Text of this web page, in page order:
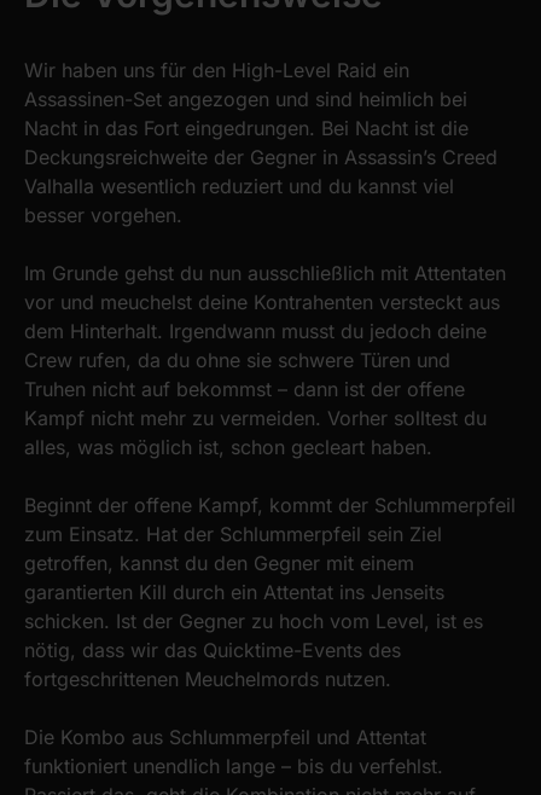
Wir haben uns für den High-Level Raid ein
Assassinen-Set angezogen und sind heimlich bei
Nacht in das Fort eingedrungen. Bei Nacht ist die
Deckungsreichweite der Gegner in Assassin’s Creed
Valhalla wesentlich reduziert und du kannst viel
besser vorgehen.
Im Grunde gehst du nun ausschließlich mit Attentaten
vor und meuchelst deine Kontrahenten versteckt aus
dem Hinterhalt. Irgendwann musst du jedoch deine
Crew rufen, da du ohne sie schwere Türen und
Truhen nicht auf bekommst – dann ist der offene
Kampf nicht mehr zu vermeiden. Vorher solltest du
alles, was möglich ist, schon gecleart haben.
Beginnt der offene Kampf, kommt der Schlummerpfeil
zum Einsatz. Hat der Schlummerpfeil sein Ziel
getroffen, kannst du den Gegner mit einem
garantierten Kill durch ein Attentat ins Jenseits
schicken. Ist der Gegner zu hoch vom Level, ist es
nötig, dass wir das Quicktime-Events des
fortgeschrittenen Meuchelmords nutzen.
Die Kombo aus Schlummerpfeil und Attentat
funktioniert unendlich lange – bis du verfehlst.